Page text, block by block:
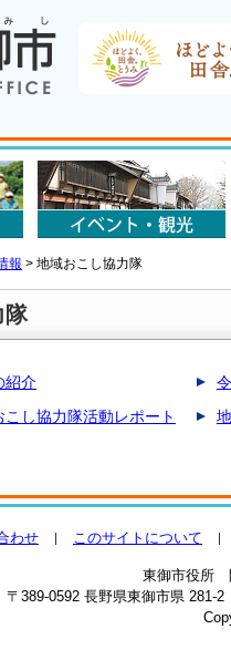
報 > 地域おこし協力隊
隊
紹介
こし協力隊活動レポート
わせ このサイトについて
東御市役所
〒389-0592 長野県東御市県 281-